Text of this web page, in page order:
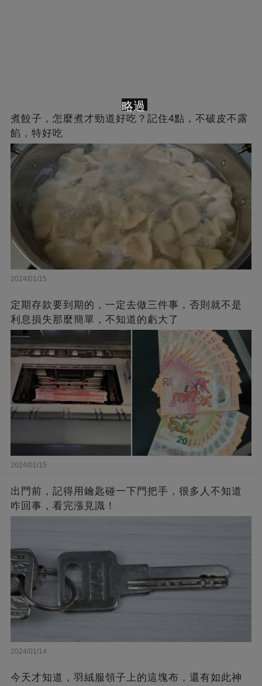
煮餃子，怎麼煮才勁道好吃？記住4點，不破皮不露
餡，特好吃
2024/01/15
定期存款要到期的，一定去做三件事，否則就不是
利息損失那麼簡單，不知道的虧大了
2024/01/15
出門前，記得用鑰匙碰一下門把手，很多人不知道
咋回事，看完漲見識！
2024/01/14
今天才知道，羽絨服領子上的這塊布，還有如此神
略過